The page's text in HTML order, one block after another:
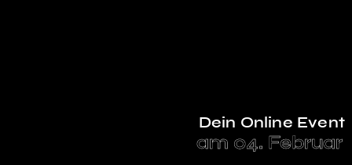
Dein Online Event
am 04. Februar